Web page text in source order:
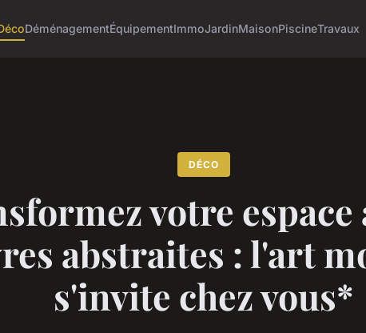
DéménagementÉquipementImmoJardinMaisonPiscineTravaux
DÉCO
votre espace
abstraites : l'art
s'invite chez vous*